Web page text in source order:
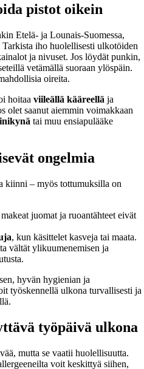
pistot oikein
Etelä- ja Lounais-Suomessa,
iho huolellisesti ulkotöiden
ja nivuset. Jos löydät punkin,
vetämällä suoraan ylöspäin.
oireita.
hoitaa viileällä kääreellä ja
olet saanut aiemmin voimakkaan
tai muu ensiapulääke
ongelmia
kiinni – myös tottumuksilla on
juomat ja ruoantähteet eivät
, kun käsittelet kasveja tai maata.
vältät ylikuumenemisen ja
hyvän hygienian ja
työskennellä ulkona turvallisesti ja
työpäivä ulkona
mutta se vaatii huolellisuutta.
voit keskittyä siihen,